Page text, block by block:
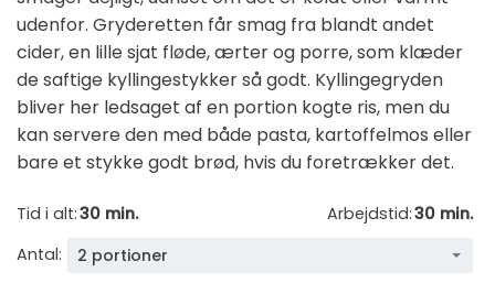
udenfor. Gryderetten får smag fra blandt andet
cider, en lille sjat fløde, ærter og porre, som klæder
de saftige kyllingestykker så godt. Kyllingegryden
bliver her ledsaget af en portion kogte ris, men du
kan servere den med både pasta, kartoffelmos eller
bare et stykke godt brød, hvis du foretrækker det.
Tid i alt:30 min. Arbejdstid:30 min.
Antal:
2 portioner